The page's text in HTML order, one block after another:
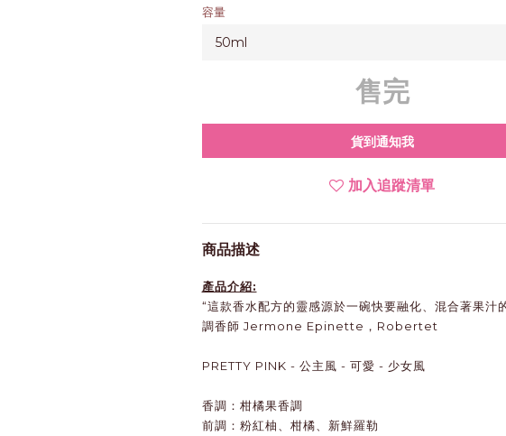
容量
售完
貨到通知我
加入追蹤清單
商品描述
產品介紹:
“這款香水配方的靈感源於一碗快要融化、混合著果汁
調香師 Jermone Epinette，Robertet
PRETTY PINK - 公主風 - 可愛 - 少女風
香調：柑橘果香調
前調：粉紅柚、柑橘、新鮮羅勒